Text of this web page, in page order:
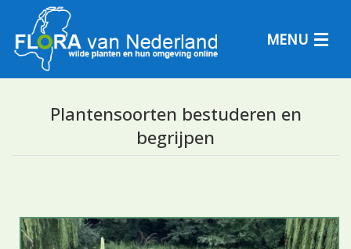
MENU
Determineren
Plantensoorten bestuderen en
begrijpen